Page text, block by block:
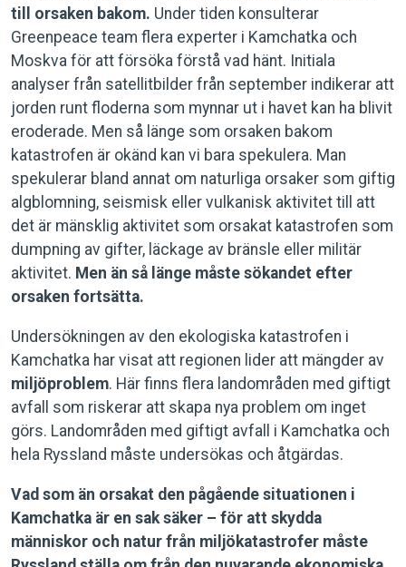
till orsaken bakom. Under tiden konsulterar
Greenpeace team flera experter i Kamchatka och
Moskva för att försöka förstå vad hänt. Initiala
analyser från satellitbilder från september indikerar att
jorden runt floderna som mynnar ut i havet kan ha blivit
eroderade. Men så länge som orsaken bakom
katastrofen är okänd kan vi bara spekulera. Man
spekulerar bland annat om naturliga orsaker som giftig
algblomning, seismisk eller vulkanisk aktivitet till att
det är mänsklig aktivitet som orsakat katastrofen som
dumpning av gifter, läckage av bränsle eller militär
aktivitet. Men än så länge måste sökandet efter
orsaken fortsätta.
Undersökningen av den ekologiska katastrofen i
Kamchatka har visat att regionen lider att mängder av
miljöproblem. Här finns flera landområden med giftigt
avfall som riskerar att skapa nya problem om inget
görs. Landområden med giftigt avfall i Kamchatka och
hela Ryssland måste undersökas och åtgärdas.
Vad som än orsakat den pågående situationen i
Kamchatka är en sak säker – för att skydda
människor och natur från miljökatastrofer måste